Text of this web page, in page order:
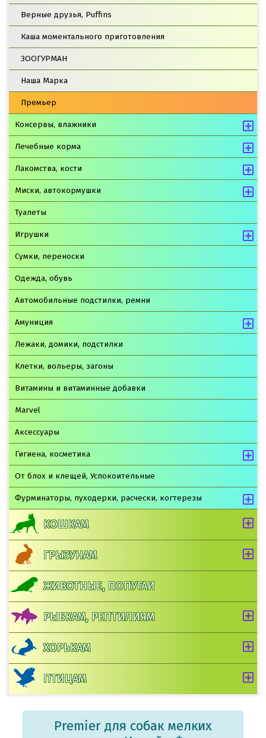
Верные друзья, Puffins
Каша моментального приготовления
ЗООГУРМАН
Наша Марка
Премьер
Консервы, влажники
Лечебные корма
Лакомства, кости
Миски, автокормушки
Туалеты
Игрушки
Сумки, переноски
Одежда, обувь
Автомобильные подстилки, ремни
Амуниция
Лежаки, домики, подстилки
Клетки, вольеры, загоны
Витамины и витаминные добавки
Marvel
Аксессуары
Гигиена, косметика
От блох и клещей, Успокоительные
Фурминаторы, пуходерки, расчески, когтерезы
КОШКАМ
ГРЫЗУНАМ
ЖИВОТНЫЕ, ПОПУГАИ
РЫБКАМ, РЕПТИЛИЯМ
ХОРЬКАМ
ПТИЦАМ
Premier для собак мелких